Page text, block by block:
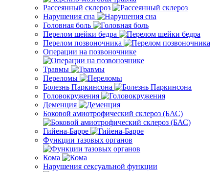
Рассеянный склероз
Нарушения сна
Головная боль
Перелом шейки бедра
Перелом позвоночника
Операции на позвоночнике
Травмы
Переломы
Болезнь Паркинсона
Головокружения
Деменция
Боковой амиотрофический склероз (БАС)
Гийена-Барре
Функции тазовых органов
Кома
Нарушения сексуальной функции